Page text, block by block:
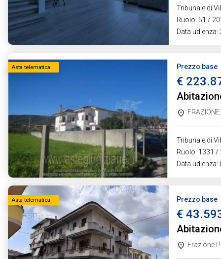
Tribunale di
Ruolo: 51 /
Data
Asta telematica Prezzo base
€
Tribunale di
Ruolo: 1331 /
Data
Asta telematica Prezzo base
€
Frazione